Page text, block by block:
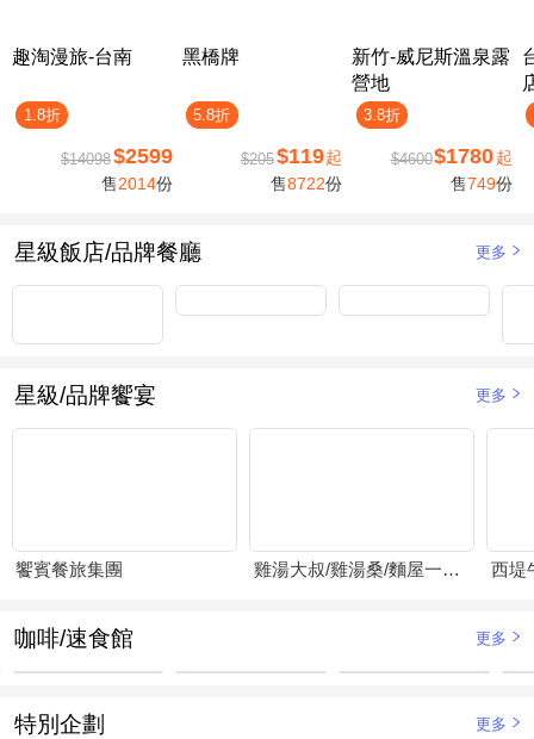
趣淘漫旅-台南
1.8折
$14098$2599
售2014份
黑橋牌
5.8折
$205$119起
售8722份
新竹-威尼斯溫泉露
營地
3.8折
$4600$1780 起
售749份
星級飯店/品牌餐廳 更多
星級/品牌饗宴 更多
饗賓餐旅集團 雞湯大叔/雞湯桑/麵屋一燈/賴山嶼 西堤
咖啡/速食館 更多
特別企劃 更多